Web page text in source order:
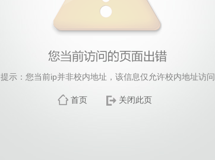
提示：您当前ip并非校内地址，该信息仅允许校内地址访问
首页 关闭此页